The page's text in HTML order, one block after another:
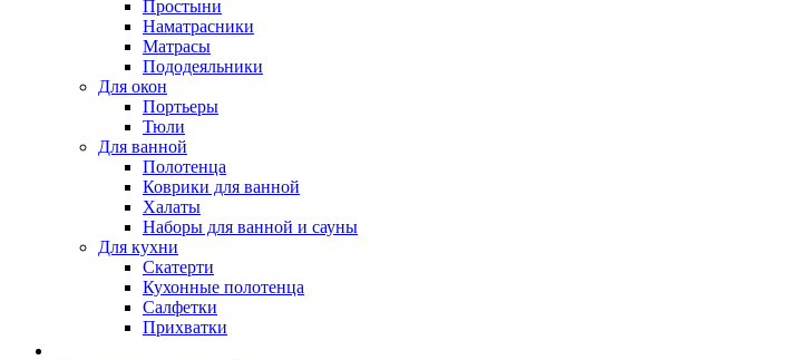
Простыни
Наматрасники
Матрасы
Пододеяльники
Для окон
Портьеры
Тюли
Для ванной
Полотенца
Коврики для ванной
Халаты
Наборы для ванной и сауны
Для кухни
Скатерти
Кухонные полотенца
Салфетки
Прихватки